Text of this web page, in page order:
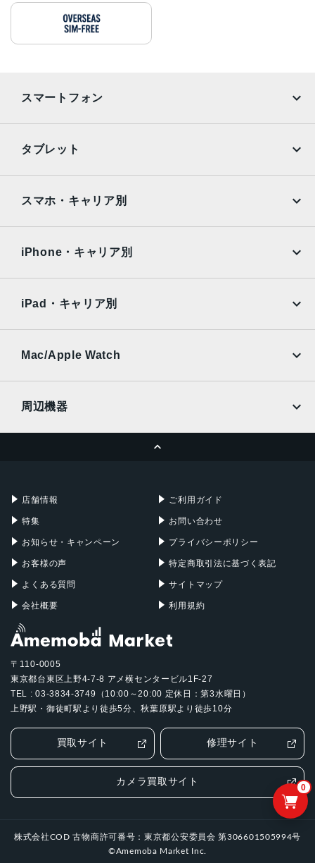
0
スマートフォン
AQUOS
OPPO Android
タブレット
Surface
Xiaomi Tablet
スマホ・キャリア別
Ymobile
UQmobile
iPhone・キャリア別
Ymobile
UQmobile
iPad・キャリア別
Mac/Apple Watch
周辺機器
店舗情報
特集
お知らせ・キャンペーン
お客様の声
よくある質問
会社概要
ご利用ガイド
お問い合わせ
プライバシーポリシー
特定商取引法に基づく表記
サイトマップ
利用規約
〒110-0005
東京都台東区上野4-7-8 アメ横センタービル1F-27
TEL : 03-3834-3749（10:00～20:00 定休日：第3水曜日）
上野駅・御徒町駅より徒歩5分、秋葉原駅より徒歩10分
買取サイト 修理サイト
カメラ買取サイト
株式会社COD 古物商許可番号：東京都公安委員会 第306601505994号
©Amemoba Market Inc.